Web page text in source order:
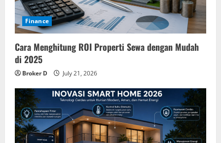
Finance
Cara Menghitung ROI Properti Sewa dengan Mudah
di 2025
Broker D July 21, 2026